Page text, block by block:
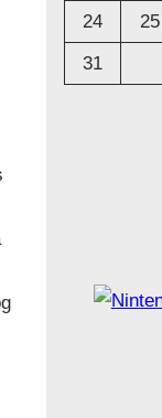
24
25
31